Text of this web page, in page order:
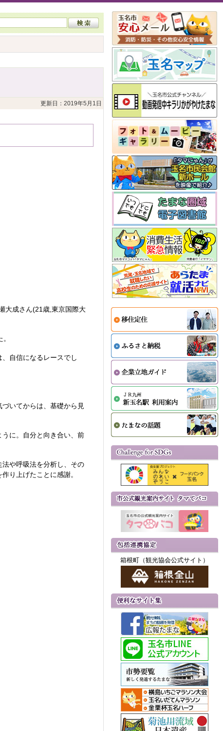
更新日：2019年5月1日
大成さん(21歳,東京国際大
自信になるレースでし
いてからは、基礎から見
に。自分と向き合い、前
や呼吸法を分析し、その
り上げたことに感謝。
箱根町（観光協会公式サイト）